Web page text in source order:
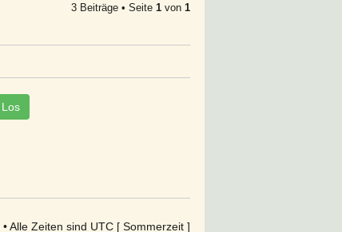
3 Beiträge • Seite 1 von 1
• Alle Zeiten sind UTC [ Sommerzeit ]